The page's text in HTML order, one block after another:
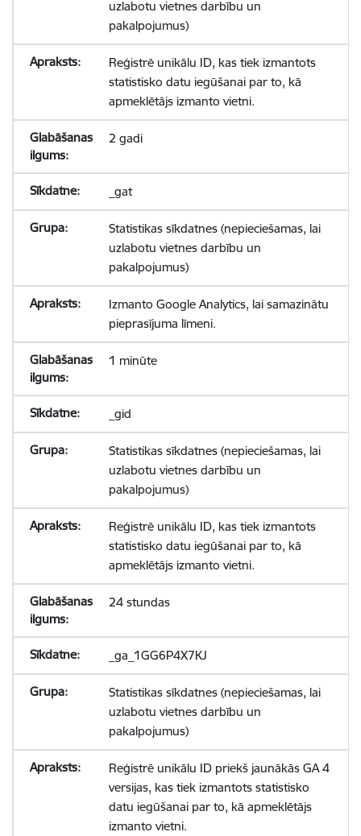
uzlabotu vietnes darbību un
pakalpojumus)
Reģistrē unikālu ID, kas tiek izmantots
statistisko datu iegūšanai par to, kā
apmeklētājs izmanto vietni.
2 gadi
_gat
Statistikas sīkdatnes (nepieciešamas, lai
uzlabotu vietnes darbību un
pakalpojumus)
Izmanto Google Analytics, lai samazinātu
pieprasījuma līmeni.
1 minūte
_gid
Statistikas sīkdatnes (nepieciešamas, lai
uzlabotu vietnes darbību un
pakalpojumus)
Reģistrē unikālu ID, kas tiek izmantots
statistisko datu iegūšanai par to, kā
apmeklētājs izmanto vietni.
24 stundas
_ga_1GG6P4X7KJ
Statistikas sīkdatnes (nepieciešamas, lai
uzlabotu vietnes darbību un
pakalpojumus)
Reģistrē unikālu ID priekš jaunākās GA 4
versijas, kas tiek izmantots statistisko
datu iegūšanai par to, kā apmeklētājs
izmanto vietni.